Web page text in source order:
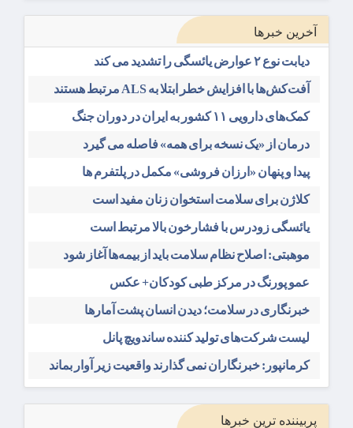
آخرین خبرها
دیابت نوع ۲ عوارض یائسگی را تشدید می کند
آفت‌کش‌ها با افزایش خطر ابتلا به ALS مرتبط هستند
کمک‌های دارویی ۱۱ کشور به ایران در دوران جنگ
درمان از «یک نسخه برای همه» فاصله می گیرد
پیدا و پنهان «ارزان فروشی» مکمل در پلتفرم ها
کلاژن برای سلامت استخوان زنان مفید است
یائسگی زودرس با فشارخون بالا مرتبط است
موهبتی: اصلاح نظام سلامت باید از بیمه‌ها آغاز شود
عمو پورنگ در مرکز طبی کودکان+ عکس
خبرنگاری در سلامت؛ دیدن انسان پشت آمارها
لیست شرکت‌های تولید کننده ساندویچ پانل
کرمانپور: خبرنگاران نمی گذارند واقعیت زیر آوار بماند
پربیننده ترین خبرها